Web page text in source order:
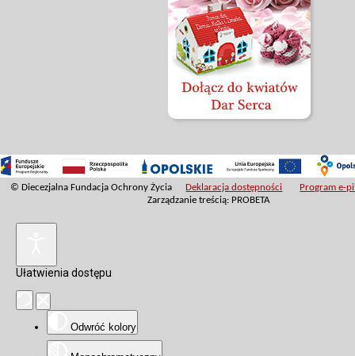
© Diecezjalna Fundacja Ochrony Życia Deklaracja dostępności
Program e-
Zarządzanie treścią: PROBETA
Ułatwienia dostępu
Odwróć kolory